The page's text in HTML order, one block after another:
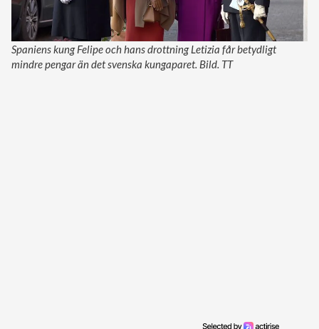
Spaniens kung Felipe och hans drottning Letizia får betydligt
mindre pengar än det svenska kungaparet. Bild. TT